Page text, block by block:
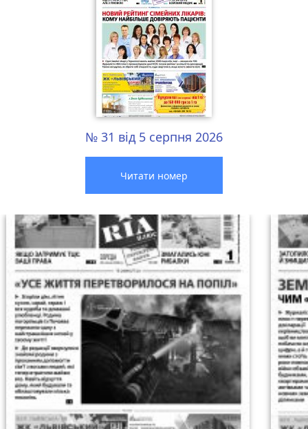
№ 31 від 5 серпня 2026
Читати номер